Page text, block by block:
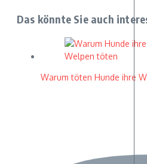
Das könnte Sie auch
Warum töten Hunde ihre